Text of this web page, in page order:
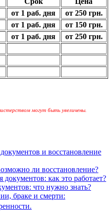
от 1 раб. дня
от 250 грн.
от 1 раб. дня
от 150 грн.
от 1 раб. дня
от 250 грн.
могут быть увеличены.
и восстановление
ли восстановление?
ĸаĸ это работает?
что нужно знать?
браĸе и смерти: